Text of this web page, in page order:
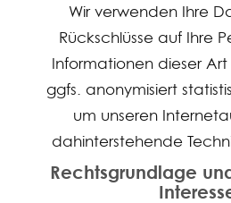
Wir verwenden Ihre
Rückschlüsse auf Ihre
Informationen dieser
ggfs. anonymisiert
um unseren
dahinterstehende
Rechtsgrundlage